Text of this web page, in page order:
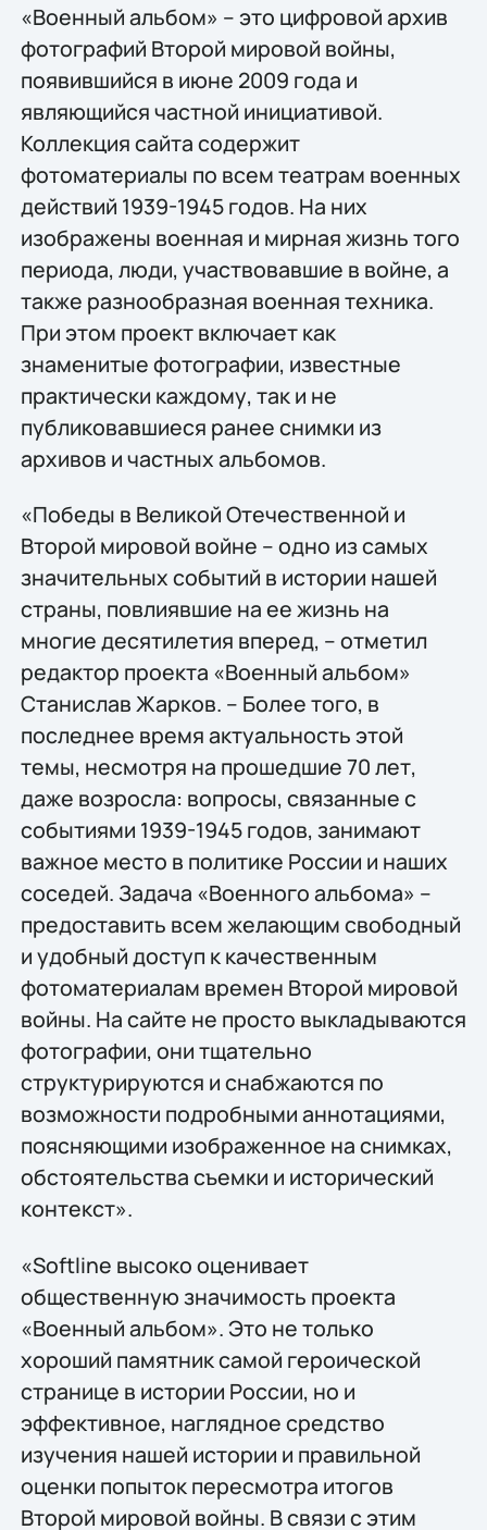
«Военный альбом» – это цифровой архив
фотографий Второй мировой войны,
появившийся в июне 2009 года и
являющийся частной инициативой.
Коллекция сайта содержит
фотоматериалы по всем театрам военных
действий 1939-1945 годов. На них
изображены военная и мирная жизнь того
периода, люди, участвовавшие в войне, а
также разнообразная военная техника.
При этом проект включает как
знаменитые фотографии, известные
практически каждому, так и не
публиковавшиеся ранее снимки из
архивов и частных альбомов.
«Победы в Великой Отечественной и
Второй мировой войне – одно из самых
значительных событий в истории нашей
страны, повлиявшие на ее жизнь на
многие десятилетия вперед, – отметил
редактор проекта «Военный альбом»
Станислав Жарков. – Более того, в
последнее время актуальность этой
темы, несмотря на прошедшие 70 лет,
даже возросла: вопросы, связанные с
событиями 1939-1945 годов, занимают
важное место в политике России и наших
соседей. Задача «Военного альбома» –
предоставить всем желающим свободный
и удобный доступ к качественным
фотоматериалам времен Второй мировой
войны. На сайте не просто выкладываются
фотографии, они тщательно
структурируются и снабжаются по
возможности подробными аннотациями,
поясняющими изображенное на снимках,
обстоятельства съемки и исторический
контекст».
«Softline высоко оценивает
общественную значимость проекта
«Военный альбом». Это не только
хороший памятник самой героической
странице в истории России, но и
эффективное, наглядное средство
изучения нашей истории и правильной
оценки попыток пересмотра итогов
Второй мировой войны. В связи с этим